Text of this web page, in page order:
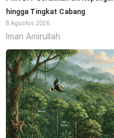
hingga Tingkat Cabang
8 Agustus 2026
Iman Amirullah